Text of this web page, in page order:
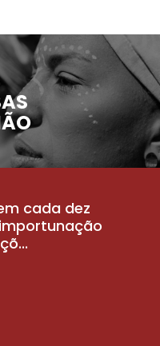
cada dez